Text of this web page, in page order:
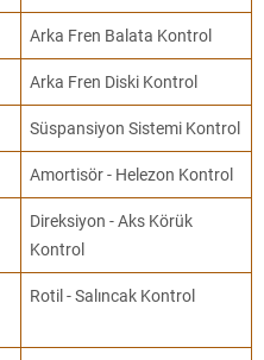
Arka Fren Balata Kontrol
Arka Fren Diski Kontrol
Süspansiyon Sistemi Kontrol
Amortisör - Helezon Kontrol
Direksiyon - Aks Körük
Kontrol
Rotil - Salıncak Kontrol